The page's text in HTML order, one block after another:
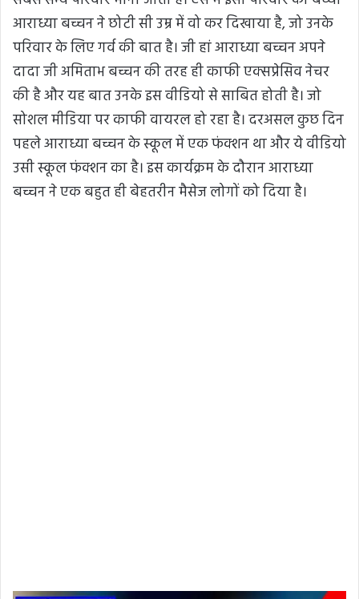
आराध्या बच्चन ने छोटी सी उम्र में वो कर दिखाया है, जो उनके
परिवार के लिए गर्व की बात है। जी हां आराध्या बच्चन अपने
दादा जी अमिताभ बच्चन की तरह ही काफी एक्सप्रेसिव नेचर
की है और यह बात उनके इस वीडियो से साबित होती है। जो
सोशल मीडिया पर काफी वायरल हो रहा है। दरअसल कुछ दिन
पहले आराध्या बच्चन के स्कूल में एक फंक्शन था और ये वीडियो
उसी स्कूल फंक्शन का है। इस कार्यक्रम के दौरान आराध्या
बच्चन ने एक बहुत ही बेहतरीन मैसेज लोगों को दिया है।